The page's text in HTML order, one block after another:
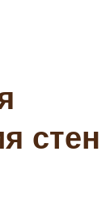
стен